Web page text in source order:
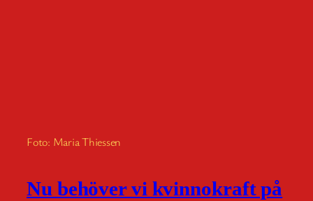
Foto: Maria Thiessen
Nu behöver vi kvinnokraft på